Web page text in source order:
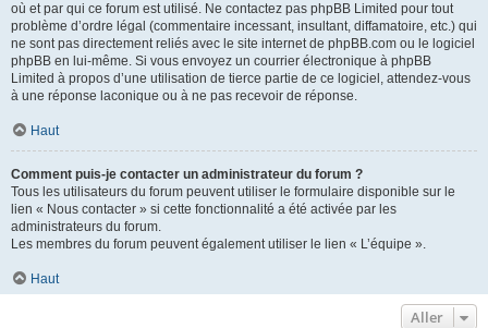
où et par qui ce forum est utilisé. Ne contactez pas phpBB Limited pour tout
problème d’ordre légal (commentaire incessant, insultant, diffamatoire, etc.) qui
ne sont pas directement reliés avec le site internet de phpBB.com ou le logiciel
phpBB en lui-même. Si vous envoyez un courrier électronique à phpBB
Limited à propos d’une utilisation de tierce partie de ce logiciel, attendez-vous
à une réponse laconique ou à ne pas recevoir de réponse.
Haut
Comment puis-je contacter un administrateur du forum ?
Tous les utilisateurs du forum peuvent utiliser le formulaire disponible sur le
lien « Nous contacter » si cette fonctionnalité a été activée par les
administrateurs du forum.
Les membres du forum peuvent également utiliser le lien « L’équipe ».
Haut
Aller